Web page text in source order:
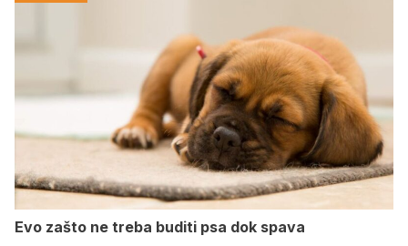
Evo zašto ne treba buditi psa dok spava